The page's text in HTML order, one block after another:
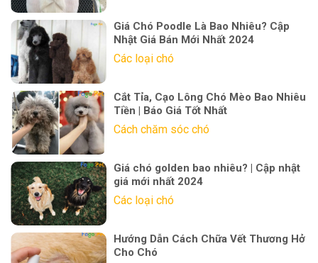
Giá Chó Poodle Là Bao Nhiêu? Cập
Nhật Giá Bán Mới Nhất 2024
Các loại chó
Cắt Tỉa, Cạo Lông Chó Mèo Bao Nhiêu
Tiền | Báo Giá Tốt Nhất
Cách chăm sóc chó
Giá chó golden bao nhiêu? | Cập nhật
giá mới nhất 2024
Các loại chó
Hướng Dẫn Cách Chữa Vết Thương Hở
Cho Chó